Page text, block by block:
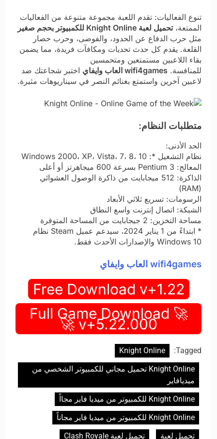
تنوع الفعاليات: تقدم اللعبة مجموعة متنوعة من الفعاليات
الممتعة،تحميل لعبة Knight Online للكمبيوتر بحجم صغير
مثل حرب الدفاع عن الحدود، والفوضى، وحرب حصار
القلعة. يقدم كل حدث تحديات ومكافآت فريدة، مما يضمن
بقاء اللاعبين مستمتعين ومتحمسين
للمنافسة. wifi4games العاب وايفاي
اختبر شجاعتك ضد
لاعبين آخرين واستمتع بغنائم النصر في سيناريوهات مثيرة.
متطلبات النظام:
الحد الأدنى:
نظام التشغيل *: Windows 2000، XP، Vista، 7، 8، 10
المعالج: Pentium 3 بسرعة 600 ميجاهرتز أو أعلى
الذاكرة: 512 ميجابايت من ذاكرة الوصول العشوائي
(RAM)
الرسومات: تسريع ثلاثي الأبعاد
الشبكة: اتصال إنترنت واسع النطاق
مساحة التخزين: 2 جيجابايت من المساحة المتوفرة
* ابتداءً من 1 يناير 2024، سيدعم عميل Steam نظام
Windows 10 والإصدارات الأحدث فقط.
wifi4games العاب وايفاي
Free Download v+1.22
🚀 Full Game Download
v+5.22.000 🚀
Tagged:
Knight Online
Knight Online تحميل مجاني للكمبيوتر الشخصي من
ميديافاير
Knight Online للكمبيوتر من ميديا فاير مجااً
Knight Online للكمبيوتر من ميديا فاير مجاناً
تحميل لعبة
تحميل لعبة Clash Royale